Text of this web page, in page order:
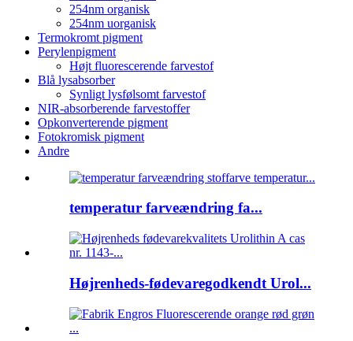
254nm organisk
254nm uorganisk
Termokromt pigment
Perylenpigment
Højt fluorescerende farvestof
Blå lysabsorber
Synligt lysfølsomt farvestof
NIR-absorberende farvestoffer
Opkonverterende pigment
Fotokromisk pigment
Andre
temperatur farveændring fa...
Højrenheds-fødevaregodkendt Urol...